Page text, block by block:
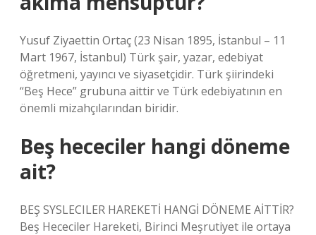
Yusuf Ziyaettin Ortaç (23 Nisan 1895, İstanbul – 11
Mart 1967, İstanbul) Türk şair, yazar, edebiyat
öğretmeni, yayıncı ve siyasetçidir. Türk şiirindeki
“Beş Hece” grubuna aittir ve Türk edebiyatının en
önemli mizahçılarından biridir.
Beş hececiler hangi döneme
ait?
BEŞ SYSLECILER HAREKETİ HANGİ DÖNEME AİTTİR?
Beş Hececiler Hareketi, Birinci Meşrutiyet ile ortaya